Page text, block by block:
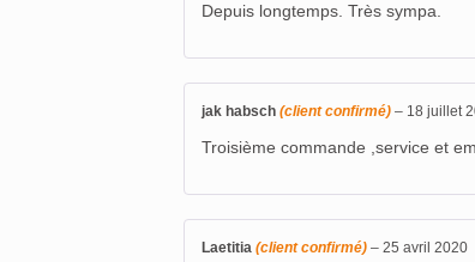
Depuis longtemps. Très sympa.
jak habsch (client confirmé) – 18 juillet
Troisième commande ,service et
Laetitia (client confirmé) – 25 avril 2020